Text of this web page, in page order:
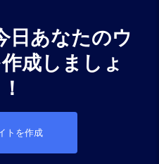
日あなたのウ
成しましょ
トを作成